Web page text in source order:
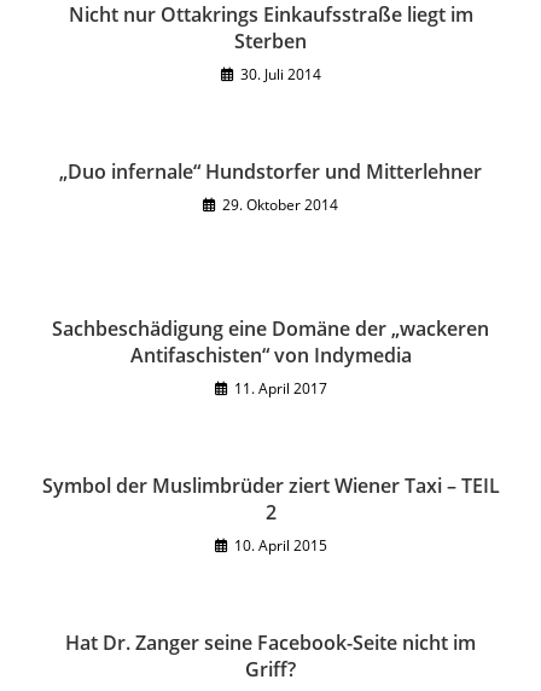
Nicht nur Ottakrings Einkaufsstraße liegt im
Sterben
30. Juli 2014
„Duo infernale“ Hundstorfer und Mitterlehner
29. Oktober 2014
Sachbeschädigung eine Domäne der „wackeren
Antifaschisten“ von Indymedia
11. April 2017
Symbol der Muslimbrüder ziert Wiener Taxi – TEIL
2
10. April 2015
Hat Dr. Zanger seine Facebook-Seite nicht im
Griff?